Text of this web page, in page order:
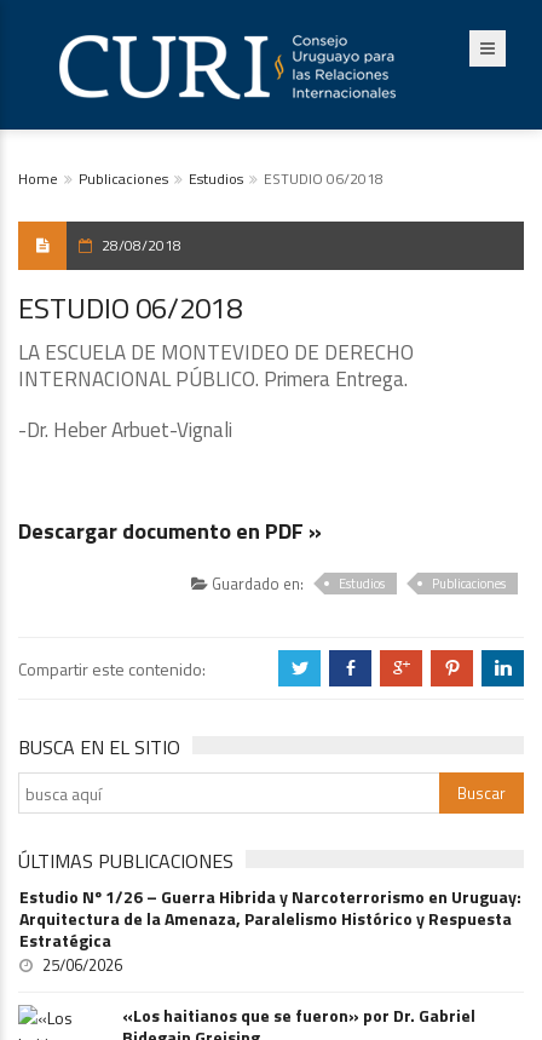
Home Publicaciones Estudios ESTUDIO 06/2018
28/08/2018
ESTUDIO 06/2018
LA ESCUELA DE MONTEVIDEO DE DERECHO
INTERNACIONAL PÚBLICO. Primera Entrega.
-Dr. Heber Arbuet-Vignali
Descargar documento en PDF »
Guardado en: Estudios Publicaciones
Compartir este contenido: a b c d j
BUSCA EN EL SITIO
ÚLTIMAS PUBLICACIONES
Estudio Nº 1/26 – Guerra Hibrida y Narcoterrorismo en Uruguay:
Arquitectura de la Amenaza, Paralelismo Histórico y Respuesta
Estratégica
25/06/2026
«Los haitianos que se fueron» por Dr. Gabriel